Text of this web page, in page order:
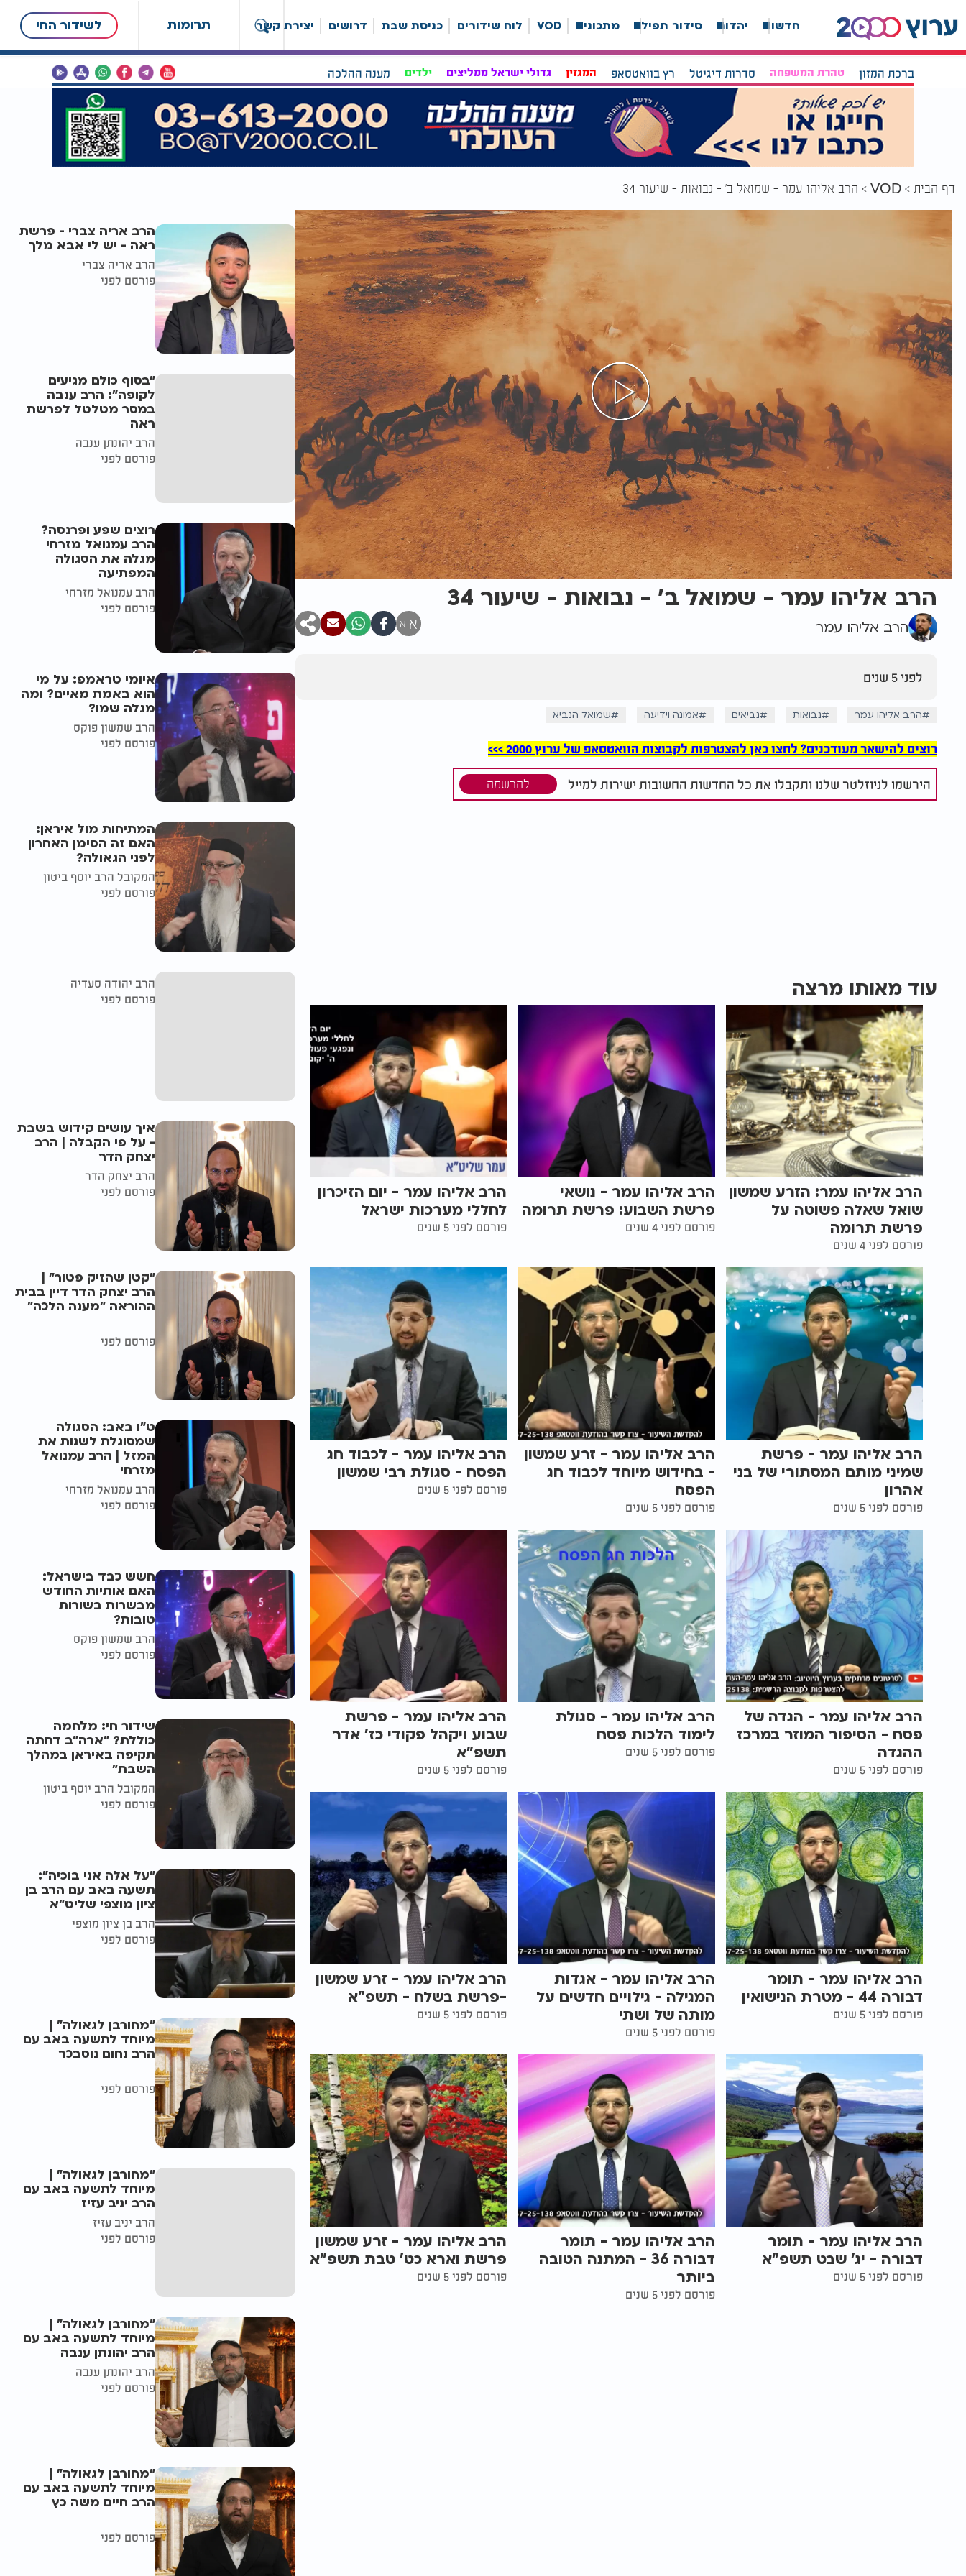
תרומות לשידור החי חדשות יהדות סידור תפילה מתכונים VOD לוח שידורים כניסת שבת דרושים יצירת קשר
ברכת המזון טהרת המשפחה סדרות דיגיטל רץ בוואטסאפ המגזין גדולי ישראל ממליצים ילדים מענה ההלכה
דף הבית VOD הרב אליהו עמר - שמואל ב' - נבואות - שיעור 34
הרב אליהו עמר - שמואל ב' - נבואות - שיעור 34
הרב אליהו עמר א א
לפני 5 שנים
הרב אליהו עמר נבואות נביאים אמונה וידיעה שמואל הנביא
רוצים להישאר מעודכנים? לחצו כאן להצטרפות לקבוצות הוואטסאפ של ערוץ 2000 >>>
הירשמו לניוזלטר שלנו ותקבלו את כל החדשות החשובות ישירות למייל להרשמה
עוד מאותו מרצה
הרב אליהו עמר: הזרע שמשון
שואל שאלה פשוטה על
פרשת תרומה
פורסם לפני 4 שנים
הרב אליהו עמר - נושאי
פרשת השבוע: פרשת תרומה
פורסם לפני 4 שנים
הרב אליהו עמר - יום הזיכרון
לחללי מערכות ישראל
פורסם לפני 5 שנים
הרב אליהו עמר - פרשת
שמיני מותם המסתורי של בני
אהרון
פורסם לפני 5 שנים
הרב אליהו עמר - זרע שמשון
- בחידוש מיוחד לכבוד חג
הפסח
פורסם לפני 5 שנים
הרב אליהו עמר - לכבוד חג
הפסח - סגולת רבי שמשון
פורסם לפני 5 שנים
הרב אליהו עמר - הגדה של
פסח - הסיפור המוזר במרכז
ההגדה
פורסם לפני 5 שנים
הרב אליהו עמר - סגולת
לימוד הלכות פסח
פורסם לפני 5 שנים
הרב אליהו עמר - פרשת
שבוע ויקהל פקודי כז’ אדר
תשפ"א
פורסם לפני 5 שנים
הרב אליהו עמר - תומר
דבורה 44 - מטרת הנישואין
פורסם לפני 5 שנים
הרב אליהו עמר - אגדות
המגילה - גילויים חדשים על
מותה של ושתי
פורסם לפני 5 שנים
הרב אליהו עמר - זרע שמשון
-פרשת בשלח - תשפ"א
פורסם לפני 5 שנים
הרב אליהו עמר - תומר
דבורה - יג' שבט תשפ"א
פורסם לפני 5 שנים
הרב אליהו עמר - תומר
דבורה 36 - המתנה הטובה
ביותר
פורסם לפני 5 שנים
הרב אליהו עמר - זרע שמשון
פרשת וארא כט' טבת תשפ"א
פורסם לפני 5 שנים
הרב אריה צברי - פרשת
ראה - יש לי אבא מלך
הרב אריה צברי
פורסם לפני
"בסוף כולם מגיעים
לקופה": הרב ענבה
במסר מטלטל לפרשת
ראה
הרב יהונתן ענבה
פורסם לפני
רוצים שפע ופרנסה?
הרב עמנואל מזרחי
מגלה את הסגולה
המפתיעה
הרב עמנואל מזרחי
פורסם לפני
איומי טראמפ: על מי
הוא באמת מאיים? ומה
מגלה שמו?
הרב שמשון פוקס
פורסם לפני
המתיחות מול איראן:
האם זה הסימן האחרון
לפני הגאולה?
המקובל הרב יוסף ביטון
פורסם לפני
הרב יהודה סעדיה
פורסם לפני
איך עושים קידוש בשבת
- על פי הקבלה | הרב
יצחק הדר
הרב יצחק הדר
פורסם לפני
"קטן שהזיק פטור" |
הרב יצחק הדר דיין בבית
ההוראה "מענה הלכה"
פורסם לפני
ט"ו באב: הסגולה
שמסוגלת לשנות את
המזל | הרב עמנואל
מזרחי
הרב עמנואל מזרחי
פורסם לפני
חשש כבד בישראל:
האם אותיות החודש
מבשרות בשורות
טובות?
הרב שמשון פוקס
פורסם לפני
שידור חי: מלחמה
כוללת? ״ארה"ב דחתה
תקיפה באיראן במהלך
השבת״
המקובל הרב יוסף ביטון
פורסם לפני
"על אלה אני בוכיה":
תשעה באב עם הרב בן
ציון מוצפי שליט"א
הרב בן ציון מוצפי
פורסם לפני
"מחורבן לגאולה" |
מיוחד לתשעה באב עם
הרב נחום נוסבכר
פורסם לפני
"מחורבן לגאולה" |
מיוחד לתשעה באב עם
הרב יניב עזיז
הרב יניב עזיז
פורסם לפני
"מחורבן לגאולה" |
מיוחד לתשעה באב עם
הרב יהונתן ענבה
הרב יהונתן ענבה
פורסם לפני
"מחורבן לגאולה" |
מיוחד לתשעה באב עם
הרב חיים משה כץ
פורסם לפני